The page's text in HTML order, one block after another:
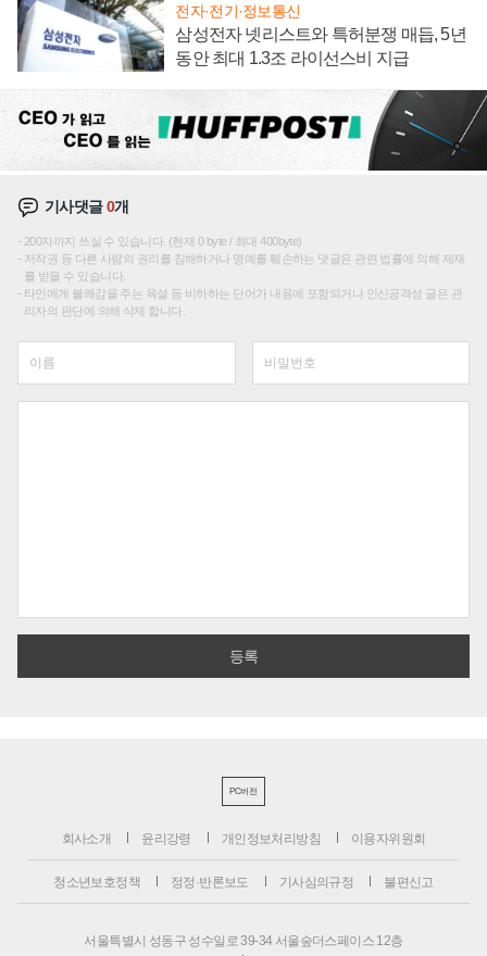
전자·전기·정보통신
삼성전자 넷리스트와 특허분쟁 매듭, 5년
동안 최대 1.3조 라이선스비 지급
기사댓글0개
200자까지 쓰실 수 있습니다. (현재 0 byte / 최대 400byte)
저작권 등 다른 사람의 권리를 침해하거나 명예를 훼손하는 댓글은 관련 법률에 의해 제재
를 받을 수 있습니다.
타인에게 불쾌감을 주는 욕설 등 비하하는 단어가 내용에 포함되거나 인신공격성 글은 관
리자의 판단에 의해 삭제 합니다.
PC버전
회사소개 윤리강령 개인정보처리방침 이용자위원회
청소년보호정책 정정·반론보도 기사심의규정 불편신고
서울특별시 성동구 성수일로 39-34 서울숲더스페이스 12층